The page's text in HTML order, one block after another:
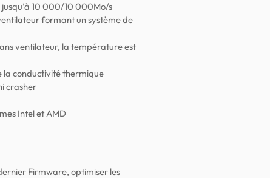
10 000/10 000Mo/s
formant un système de
ventilateur, la température est
la conductivité thermique
crasher
Intel et AMD
Firmware, optimiser les